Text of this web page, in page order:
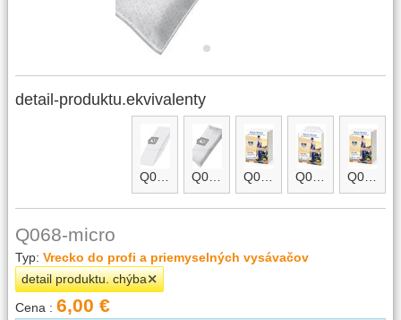
detail-produktu.ekvivalenty
Q068 Q068-micro.A Q068-micro.B Q068.A Q068.B
Q068-micro
Typ: Vrecko do profi a priemyselných vysávačov
detail produktu. chýba
Cena : 6,00 €